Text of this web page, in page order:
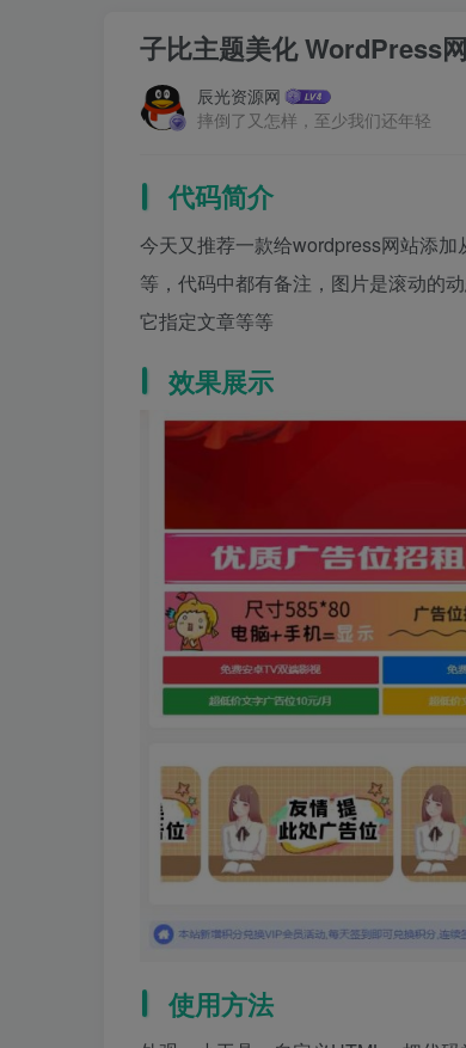
子比主题美化 WordPress
辰光资源网
摔倒了又怎样，至少我们还年轻
代码简介
今天又推荐一款给wordpress网站添
等，代码中都有备注，图片是滚动的
它指定文章等等
效果展示
使用方法